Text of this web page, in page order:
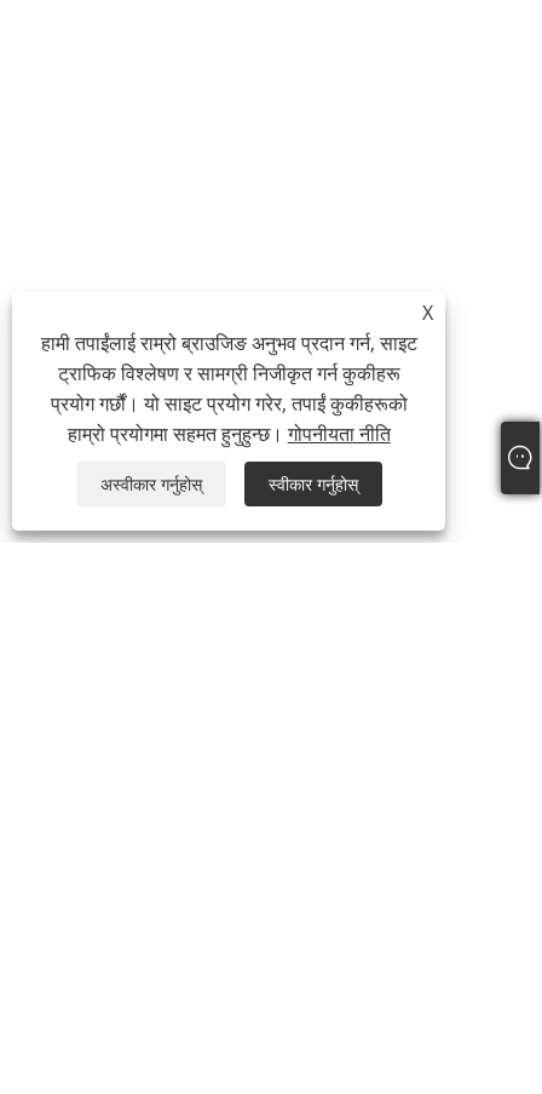
X
हामी तपाईंलाई राम्रो ब्राउजिङ अनुभव प्रदान गर्न, साइट
ट्राफिक विश्लेषण र सामग्री निजीकृत गर्न कुकीहरू
प्रयोग गर्छौं। यो साइट प्रयोग गरेर, तपाईं कुकीहरूको
हाम्रो प्रयोगमा सहमत हुनुहुन्छ।गोपनीयता नीति
अस्वीकार गर्नुहोस् स्वीकार गर्नुहोस्